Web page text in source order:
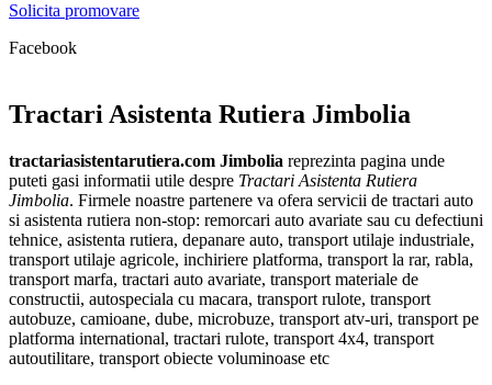
Solicita promovare
Facebook
Tractari Asistenta Rutiera Jimbolia
tractariasistentarutiera.com Jimbolia reprezinta pagina unde
puteti gasi informatii utile despre Tractari Asistenta Rutiera
Jimbolia. Firmele noastre partenere va ofera servicii de tractari auto
si asistenta rutiera non-stop: remorcari auto avariate sau cu defectiuni
tehnice, asistenta rutiera, depanare auto, transport utilaje industriale,
transport utilaje agricole, inchiriere platforma, transport la rar, rabla,
transport marfa, tractari auto avariate, transport materiale de
constructii, autospeciala cu macara, transport rulote, transport
autobuze, camioane, dube, microbuze, transport atv-uri, transport pe
platforma international, tractari rulote, transport 4x4, transport
autoutilitare, transport obiecte voluminoase etc